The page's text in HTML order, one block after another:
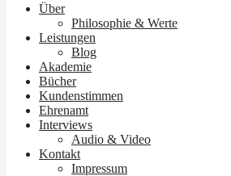
Über
Philosophie & Werte
Leistungen
Blog
Akademie
Bücher
Kundenstimmen
Ehrenamt
Interviews
Audio & Video
Kontakt
Impressum